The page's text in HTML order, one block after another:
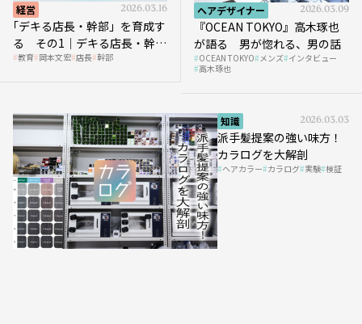
経営 2026.03.16
｢デキる店長・幹部」を育成す
る その1｜デキる店長・幹部
の「任せ方」
教育 岡本文宏 店長 幹部
ヘアデザイナー 2026.03.09
『OCEAN TOKYO』高木琢也
が語る 男が惚れる、男の話
OCEAN TOKYO メンズ インタビュー
高木琢也
知識 2026.03.03
派手髪提案の強い味方！
カラログを大解剖
ヘアカラー カラログ 実験 検証